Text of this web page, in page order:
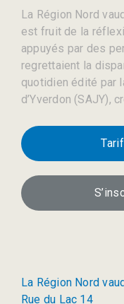
La Région Nord
est fruit de la
appuyés par des
regrettaient la
quotidien édité par
d’Yverdon (SAJY),
La Région Nord
Rue du Lac 14